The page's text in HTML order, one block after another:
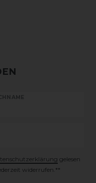
gelesen
widerrufen.**